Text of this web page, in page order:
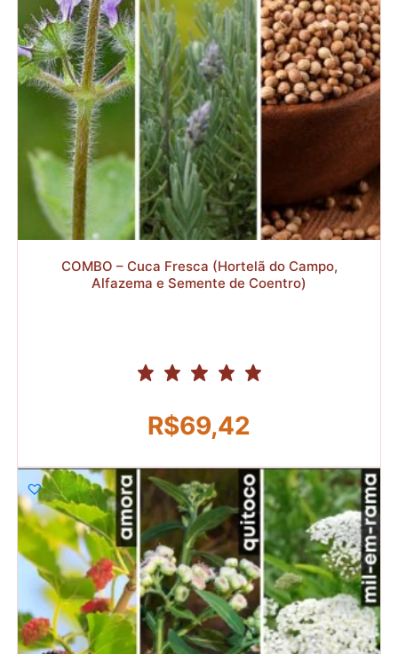
COMBO – Cuca Fresca (Hortelã do Campo,
Alfazema e Semente de Coentro)
R$69,42
R$